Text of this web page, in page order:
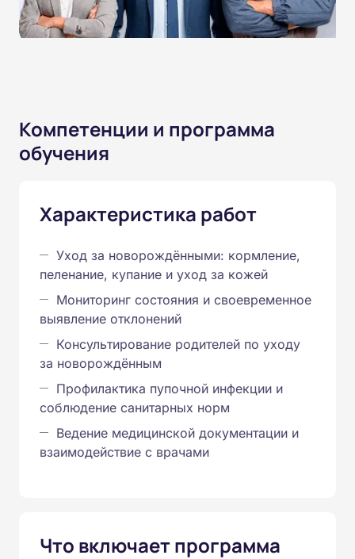
Компетенции и программа
обучения
Характеристика работ
Уход за новорождёнными: кормление,
пеленание, купание и уход за кожей
Мониторинг состояния и своевременное
выявление отклонений
Консультирование родителей по уходу
за новорождённым
Профилактика пупочной инфекции и
соблюдение санитарных норм
Ведение медицинской документации и
взаимодействие с врачами
Что включает программа